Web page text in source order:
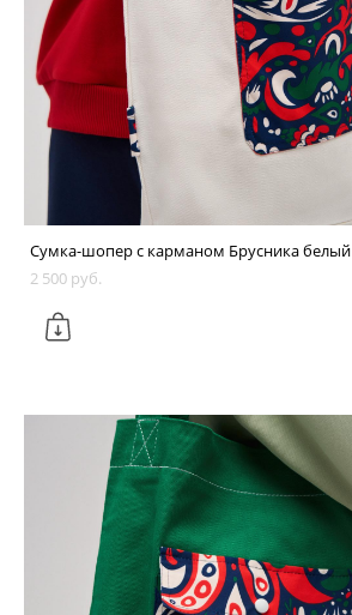
Сумка-шопер с карманом Брусника белый
2 500 pуб.